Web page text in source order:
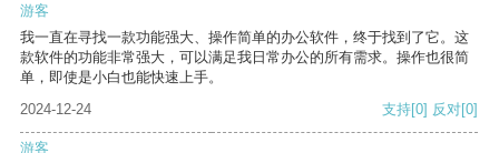
游客
我一直在寻找一款功能强大、操作简单的办公软件，终于找到了它。这
款软件的功能非常强大，可以满足我日常办公的所有需求。操作也很简
单，即使是小白也能快速上手。
2024-12-24
支持[0] 反对[0]
游客